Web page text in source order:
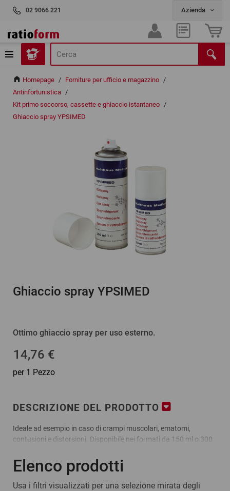
02 9066 221
Homepage / Forniture per ufficio e magazzino /
Antinfortunistica /
Kit primo soccorso, cassette e ghiaccio istantaneo /
Ghiaccio spray YPSIMED
Ghiaccio spray YPSIMED
Ottimo ghiaccio spray per uso esterno.
14,76 €
per 1 Pezzo
DESCRIZIONE DEL PRODOTTO
Ideale ad esempio in caso di crampi muscolari, ematomi,
contusioni e distorsioni. Disponibile nei formati da 150 ml o 300
Elenco prodotti
Usa i filtri visualizzati per una selezione mirata degli